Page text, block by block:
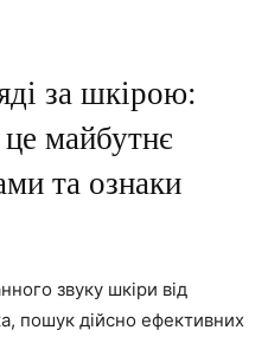
за шкірою:
майбутнє
та ознаки
звуку шкіри від
пошук дійсно ефективних